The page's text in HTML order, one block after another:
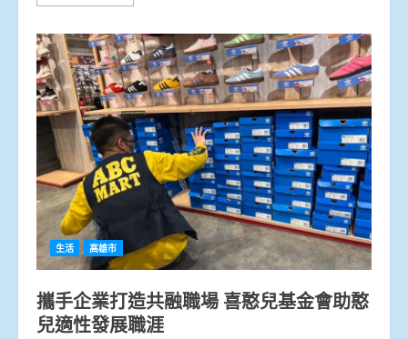
生活 高雄市
攜手企業打造共融職場 喜憨兒基金會助憨
兒適性發展職涯